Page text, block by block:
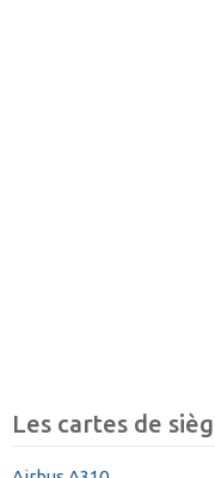
Les cartes de